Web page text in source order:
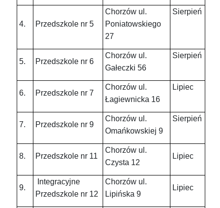
4. Przedszkole nr 5
Chorzów ul.
Poniatowskiego
27
Sierpień
5. Przedszkole nr 6
Chorzów ul.
Gałeczki 56
Sierpień
6. Przedszkole nr 7
Chorzów ul.
Łagiewnicka 16
Lipiec
7. Przedszkole nr 9
Chorzów ul.
Omańkowskiej 9
Sierpień
8. Przedszkole nr 11
Chorzów ul.
Czysta 12
Lipiec
9.
Integracyjne
Przedszkole nr 12
Chorzów ul.
Lipińska 9
Lipiec